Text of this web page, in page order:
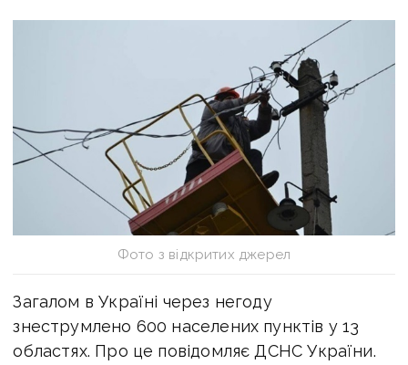
Фото з відкритих джерел
Загалом в Україні через негоду
знеструмлено 600 населених пунктів у 13
областях. Про це повідомляє ДСНС України.